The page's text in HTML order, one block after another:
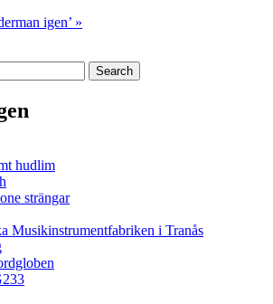
igen’ »
hudlim
strängar
Musikinstrumentfabriken i Tranås